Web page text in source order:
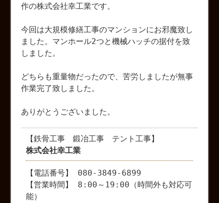
作の株式会社幸工業です。
今回は大規模修繕工事のマンションにお邪魔致し
ました。マンホール2つと機械ハッチの据付を致
しました。
どちらも重量物だったので、苦労しましたが無事
作業完了致しました。
ありがとうございました。
【鉄骨工事 鍛冶工事 テント工事】
株式会社幸工業
【電話番号】 080-3849-6899
【営業時間】 8:00～19:00（時間外も対応可
能）